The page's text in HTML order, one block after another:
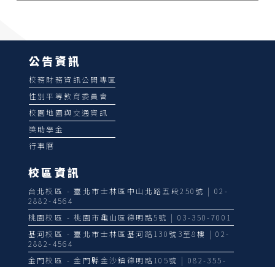
校區資訊
台北校區 - 臺北市士林區中山北路五段250號 | 02-
2882-4564
桃園校區 - 桃園市龜山區德明路5號 | 03-350-7001
基河校區 - 臺北市士林區基河路130號3至8樓 | 02-
2882-4564
金門校區 - 金門縣金沙鎮德明路105號 | 082-355-
公告資訊
校務財務資訊公開專區
性別平等教育委員會
校園地圖與交通資訊
獎助學金
行事曆